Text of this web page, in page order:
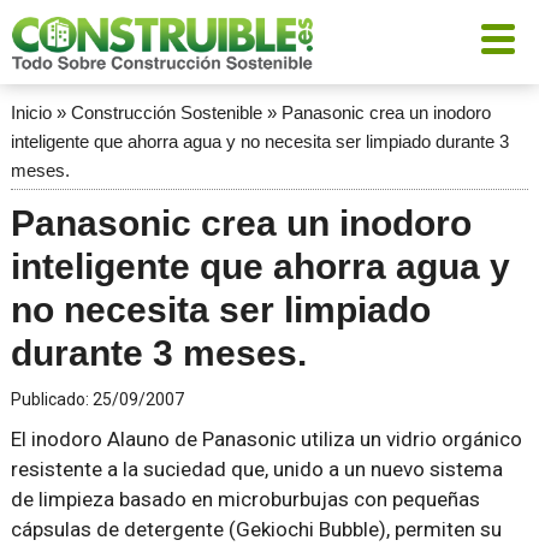
Inicio» Construcción Sostenible» Panasonic crea un inodoro
inteligente que ahorra agua y no necesita ser limpiado durante 3
meses.
Panasonic crea un inodoro
inteligente que ahorra agua y
no necesita ser limpiado
durante 3 meses.
Publicado: 25/09/2007
El inodoro Alauno de Panasonic utiliza un vidrio orgánico
resistente a la suciedad que, unido a un nuevo sistema
de limpieza basado en microburbujas con pequeñas
cápsulas de detergente (Gekiochi Bubble), permiten su